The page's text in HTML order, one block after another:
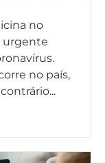
no
urgente
no país,